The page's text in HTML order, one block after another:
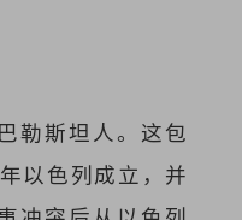
勒斯坦人。这包
以色列成立，并